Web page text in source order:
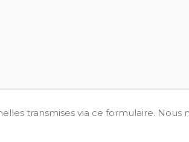
transmises via ce formulaire. Nous